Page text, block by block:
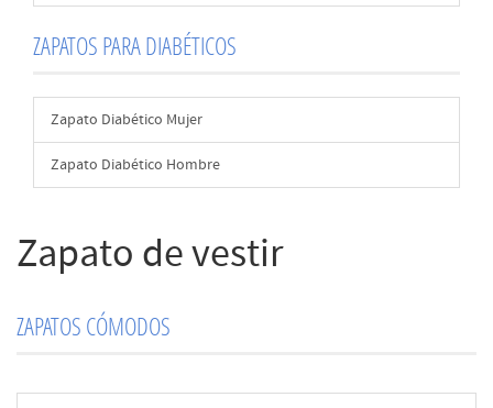
ZAPATOS PARA DIABÉTICOS
Zapato Diabético Mujer
Zapato Diabético Hombre
Zapato de vestir
ZAPATOS CÓMODOS